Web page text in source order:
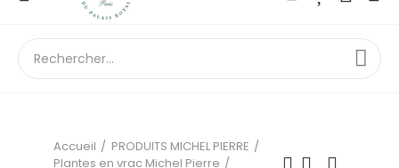
Accueil
PRODUITS MICHEL PIERRE
Plantes en vrac Michel Pierre